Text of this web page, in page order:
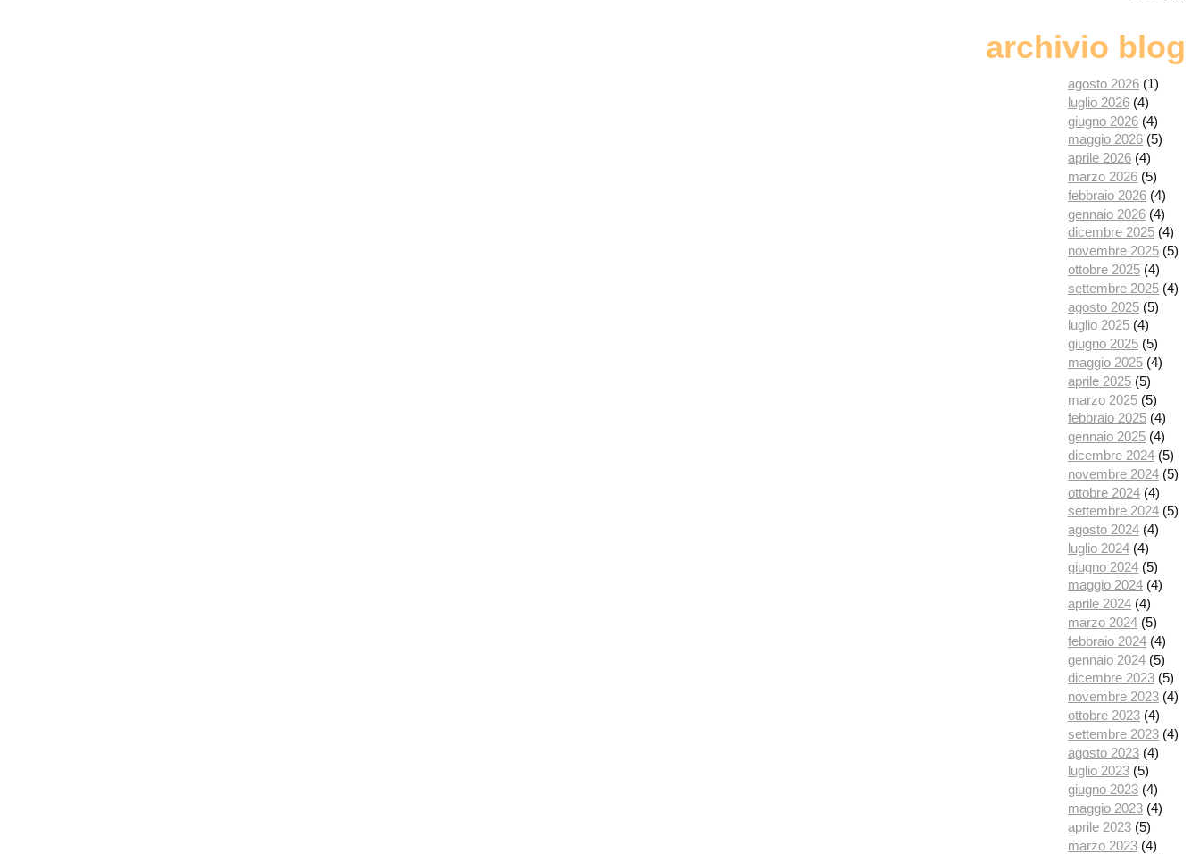
archivio blog
agosto 2026 (1)
luglio 2026 (4)
giugno 2026 (4)
maggio 2026 (5)
aprile 2026 (4)
marzo 2026 (5)
febbraio 2026 (4)
gennaio 2026 (4)
dicembre 2025 (4)
novembre 2025 (5)
ottobre 2025 (4)
settembre 2025 (4)
agosto 2025 (5)
luglio 2025 (4)
giugno 2025 (5)
maggio 2025 (4)
aprile 2025 (5)
marzo 2025 (5)
febbraio 2025 (4)
gennaio 2025 (4)
dicembre 2024 (5)
novembre 2024 (5)
ottobre 2024 (4)
settembre 2024 (5)
agosto 2024 (4)
luglio 2024 (4)
giugno 2024 (5)
maggio 2024 (4)
aprile 2024 (4)
marzo 2024 (5)
febbraio 2024 (4)
gennaio 2024 (5)
dicembre 2023 (5)
novembre 2023 (4)
ottobre 2023 (4)
settembre 2023 (4)
agosto 2023 (4)
luglio 2023 (5)
giugno 2023 (4)
maggio 2023 (4)
aprile 2023 (5)
marzo 2023 (4)